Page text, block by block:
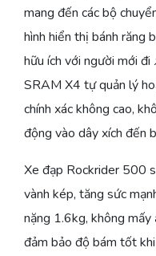
mang đến các bộ
hình hiển thị bánh răng
hữu ích với người mới đi
SRAM X4 tự quản lý
chính xác không cao,
động vào dây xích đến
Xe đạp Rockrider 500
vành kép, tăng sức
nặng 1.6kg, không
đảm bảo độ bám tốt